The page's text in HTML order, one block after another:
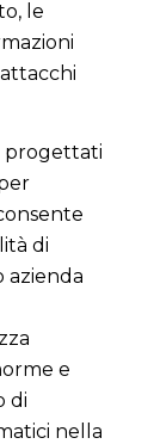
le
progettati
di
azienda
e
di
nella